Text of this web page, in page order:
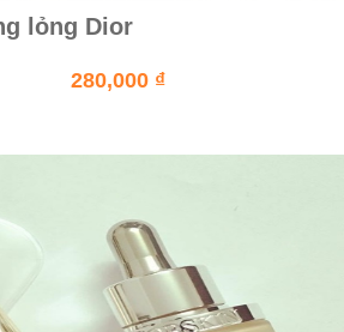
lỏng Dior
280,000 ₫